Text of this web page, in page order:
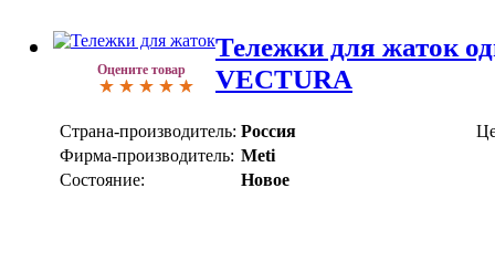
Оцените товар
Тележки для жаток
VECTURA
Страна-производитель: Россия
Фирма-производитель: Meti
Состояние:
Новое